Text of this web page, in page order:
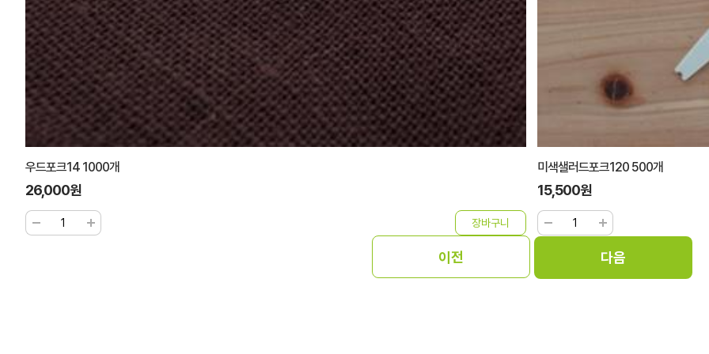
우드포크14 1000개
26,000원
미색샐러드포크120 500개
15,500원